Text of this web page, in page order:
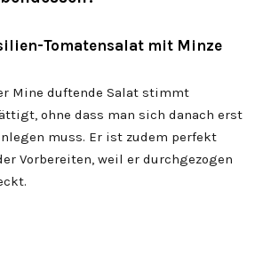
Tomatensalat mit Minze
Mine duftende Salat stimmt
ohne dass man sich danach erst
muss. Er ist zudem perfekt
Vorbereiten, weil er durchgezogen